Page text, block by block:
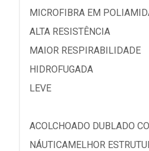
MICROFIBRA EM
ALTA RESISTÊNCIA
MAIOR RESPIRABILIDADE
HIDROFUGADA
LEVE
ACOLCHOADO DUBLADO
NÁUTICAMELHOR